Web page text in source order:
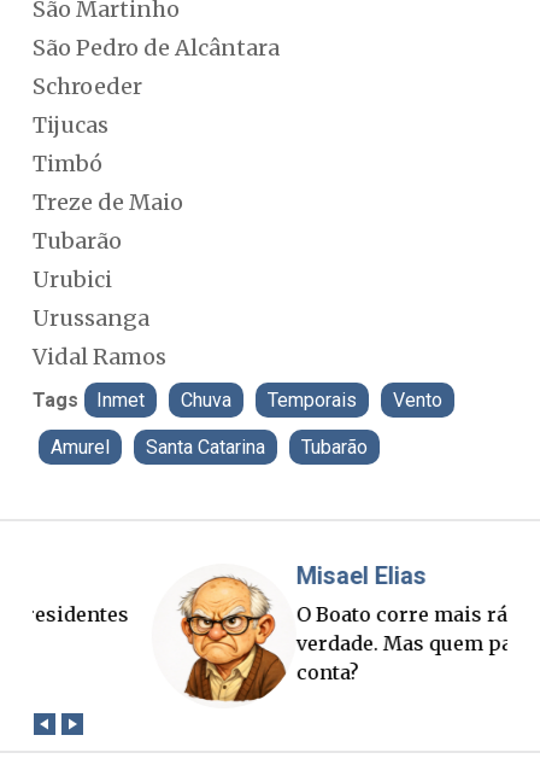
São Martinho
São Pedro de Alcântara
Schroeder
Tijucas
Timbó
Treze de Maio
Tubarão
Urubici
Urussanga
Vidal Ramos
Tags Inmet Chuva Temporais Vento
Amurel Santa Catarina Tubarão
O Boato corre mais rápido que a
verdade. Mas quem paga a